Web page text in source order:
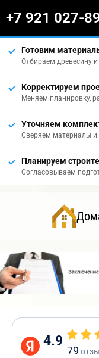
+7 921 027-
Готовим
Отбираем древесину
Корректируем
Меняем планировку,
Уточняем
Сверяем материалы и
Планируем
Согласовываем
4.9
79